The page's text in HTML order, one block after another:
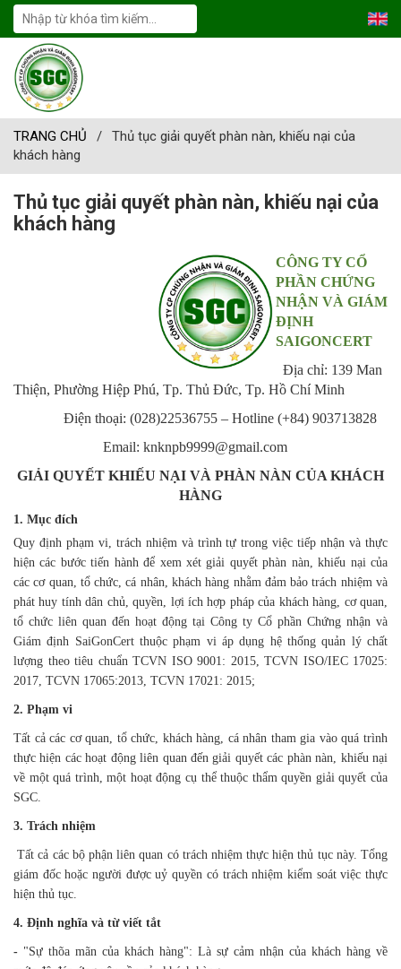
TRANG CHỦ /
Thủ tục giải quyết phàn nàn, khiếu nại của
khách hàng
Thủ tục giải quyết phàn nàn, khiếu nại của
khách hàng
CÔNG TY CỔ
PHẦN CHỨNG
NHẬN VÀ GIÁM
ĐỊNH
SAIGONCERT
Địa chỉ: 139 Man
Thiện, Phường Hiệp Phú, Tp. Thủ Đức, Tp. Hồ Chí Minh
Điện thoại: (028)22536755 – Hotline (+84) 903713828
Email: knknpb9999@gmail.com
GIẢI QUYẾT KHIẾU NẠI VÀ PHÀN NÀN CỦA KHÁCH
HÀNG
1. Mục đích
Quy định phạm vi, trách nhiệm và trình tự trong việc tiếp nhận và thực
hiện các bước tiến hành để xem xét giải quyết phàn nàn, khiếu nại của
các cơ quan, tổ chức, cá nhân, khách hàng nhằm đảm bảo trách nhiệm và
phát huy tính dân chủ, quyền, lợi ích hợp pháp của khách hàng, cơ quan,
tổ chức liên quan đến hoạt động tại Công ty Cổ phần Chứng nhận và
Giám định SaiGonCert thuộc phạm vi áp dụng hệ thống quản lý chất
lượng theo tiêu chuẩn TCVN ISO 9001: 2015, TCVN ISO/IEC 17025:
2017, TCVN 17065:2013, TCVN 17021: 2015;
2. Phạm vi
Tất cả các cơ quan, tổ chức, khách hàng, cá nhân tham gia vào quá trình
thực hiện các hoạt động liên quan đến giải quyết các phàn nàn, khiếu nại
về một quá trình, một hoạt động cụ thể thuộc thẩm quyền giải quyết của
SGC.
3. Trách nhiệm
Tất cả các bộ phận liên quan có trách nhiệm thực hiện thủ tục này. Tổng
giám đốc hoặc người được uỷ quyền có trách nhiệm kiểm soát việc thực
hiện thủ tục.
4. Định nghĩa và từ viết tắt
- "Sự thõa mãn của khách hàng": Là sự cảm nhận của khách hàng về